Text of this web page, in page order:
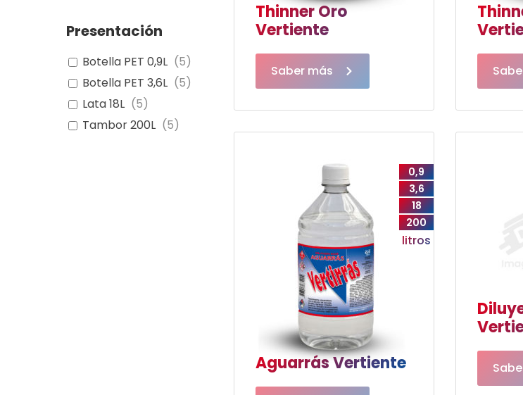
Presentación
Botella PET 0,9L (5)
Botella PET 3,6L (5)
Lata 18L (5)
Tambor 200L (5)
Thinner Oro
Vertiente
Saber más
0,9
3,6
18
200
litros
Aguarrás Vertiente